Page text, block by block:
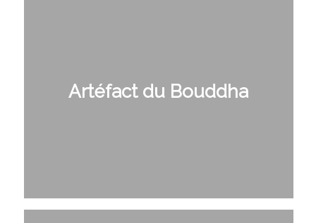
Artéfact du Bouddha